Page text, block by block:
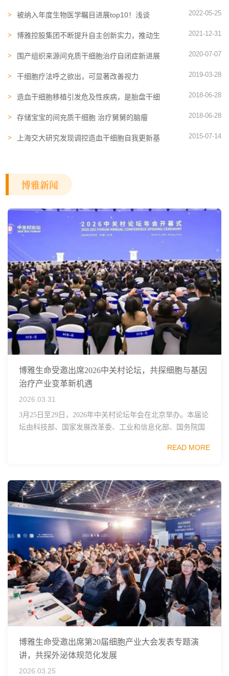
被纳入年度生物医学瞩目进展top10！浅谈
2022-05-25
博雅控股集团不断提升自主创新实力，推动生
2021-12-31
围产组织来源间充质干细胞治疗自闭症新进展 2020-07-07
干细胞疗法呼之欲出，可显著改善视力 2019-03-28
造血干细胞移植引发危及性疾病，是胎盘干细
2018-06-28
存储宝宝的间充质干细胞 治疗舅舅的脑瘤 2018-06-28
上海交大研究发现调控造血干细胞自我更新基
2015-07-14
博雅新闻
博雅生命受邀出席2026中关村论坛，共探细胞与基因
治疗产业变革新机遇
2026.03.31
3月25日至29日，2026年中关村论坛年会在北京举办。本届论
坛由科技部、国家发展改革委、工业和信息化部、国务院国
READ MORE
博雅生命受邀出席第20届细胞产业大会发表专题演
讲，共探外泌体规范化发展
2026.03.25